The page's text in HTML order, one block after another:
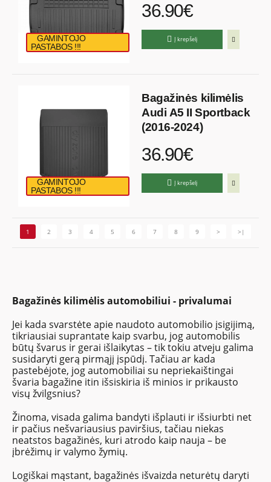
GAMINTOJO
PASTABOS !!!
36.90€
Į krepšelį
GAMINTOJO
PASTABOS !!!
Bagažinės kilimėlis
Audi A5 II Sportback
(2016-2024)
36.90€
Į krepšelį
1 2 3 4 5 6 7 8 9 > >|
Bagažinės kilimėlis automobiliui - privalumai
Jei kada svarstėte apie naudoto automobilio įsigijimą,
tikriausiai suprantate kaip svarbu, jog automobilis
būtų švarus ir gerai išlaikytas – tik tokiu atveju galima
susidaryti gerą pirmąjį įspūdį. Tačiau ar kada
pastebėjote, jog automobiliai su nepriekaištingai
švaria bagažine itin išsiskiria iš minios ir prikausto
visų žvilgsnius?
Žinoma, visada galima bandyti išplauti ir išsiurbti net
ir pačius nešvariausius paviršius, tačiau niekas
neatstos bagažinės, kuri atrodo kaip nauja – be
įbrėžimų ir valymo žymių.
Logiškai mąstant, bagažinės išvaizda neturėtų daryti